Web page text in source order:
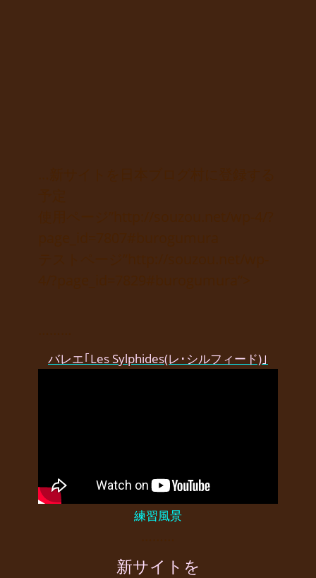
バレエ｢Les Sylphides(レ･シルフィード)｣
練習風景
新サイトを